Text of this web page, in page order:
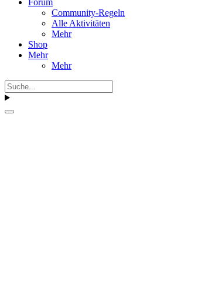
Community-Regeln
Alle Aktivitäten
Mehr
Shop
Mehr
Mehr